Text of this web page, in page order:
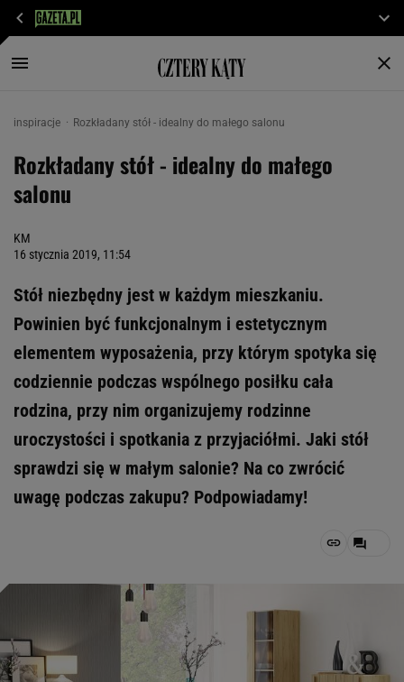
inspiracje Rozkładany stół - idealny do małego salonu
Rozkładany stół - idealny do małego
salonu
KM
16 stycznia 2019, 11:54
Stół niezbędny jest w każdym mieszkaniu.
Powinien być funkcjonalnym i estetycznym
elementem wyposażenia, przy którym spotyka się
codziennie podczas wspólnego posiłku cała
rodzina, przy nim organizujemy rodzinne
uroczystości i spotkania z przyjaciółmi. Jaki stół
sprawdzi się w małym salonie? Na co zwrócić
uwagę podczas zakupu? Podpowiadamy!